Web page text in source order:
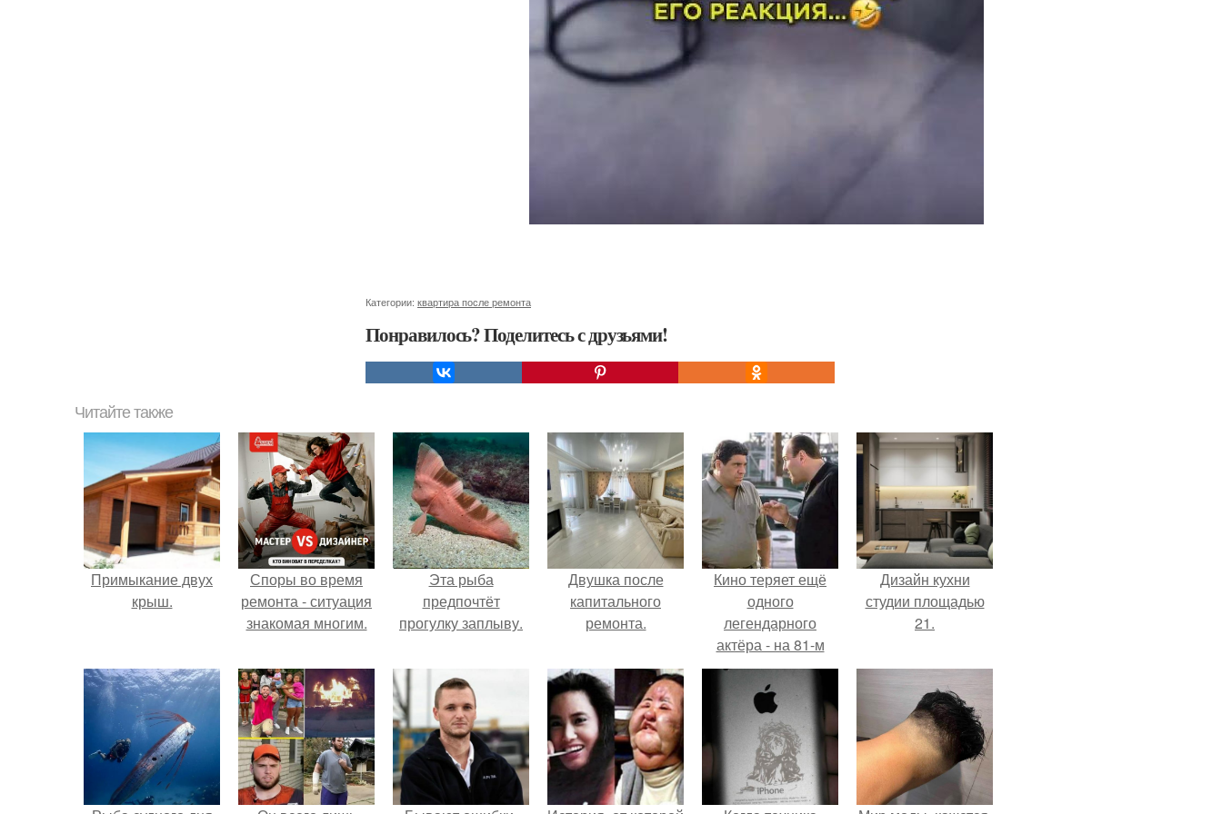
Категории: квартира после ремонта
Понравилось? Поделитесь с друзьями!
Читайте также
Примыкание двух
крыш.
Споры во время
ремонта - ситуация
знакомая многим.
Эта рыба
предпочтёт
прогулку заплыву.
Двушка после
капитального
ремонта.
Кино теряет ещё
одного
легендарного
актёра - на 81-м
году жизни не стало
Винсента пасторе.
Дизайн кухни
студии площадью
21.